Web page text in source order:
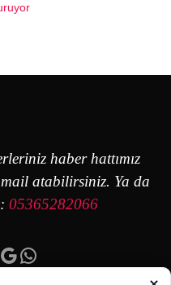
haber hattımız
atabilirsiniz. Ya da
05365282066
Google
https://wa.me/